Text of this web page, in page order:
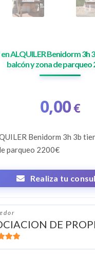
ALQUILER Benidorm 3h
balcón y zona de parqueo
0,00€
Benidorm 3h 3b
parqueo 2200€
Realiza tu
DE